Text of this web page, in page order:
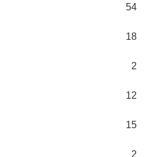
54
18
2
12
15
2